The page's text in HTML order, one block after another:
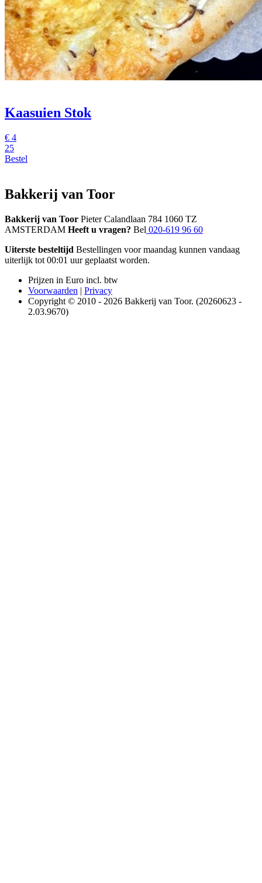
Kaasuien Stok
€ 4
25
Bestel
Bakkerij van Toor
Bakkerij van Toor Pieter Calandlaan 784 1060 TZ
AMSTERDAM Heeft u vragen? Bel 020-619 96 60
Uiterste besteltijd Bestellingen voor maandag kunnen vandaag
uiterlijk tot 00:01 uur geplaatst worden.
Prijzen in Euro incl. btw
Voorwaarden | Privacy
Copyright © 2010 - 2026 Bakkerij van Toor. (20260623 -
2.03.9670)